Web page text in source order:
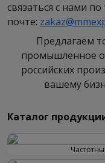
связаться с нами
почте:
Предлагаем
промышленное
российских
вашему
Каталог